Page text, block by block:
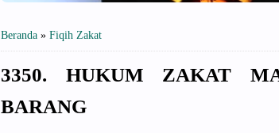
Beranda » Fiqih Zakat
3350. HUKUM ZAKAT
BARANG